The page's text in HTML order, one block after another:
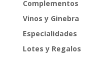
Complementos
Vinos y Ginebra
Especialidades
Lotes y Regalos